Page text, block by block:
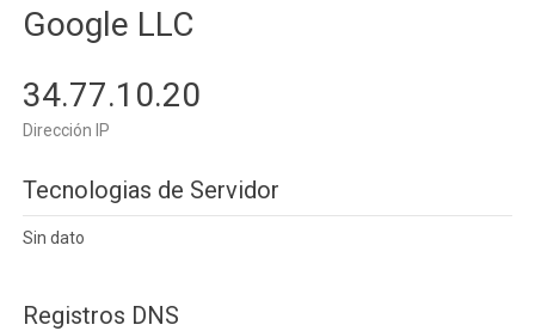
Google LLC
34.77.10.20
Dirección IP
Tecnologias de Servidor
Sin dato
Registros DNS